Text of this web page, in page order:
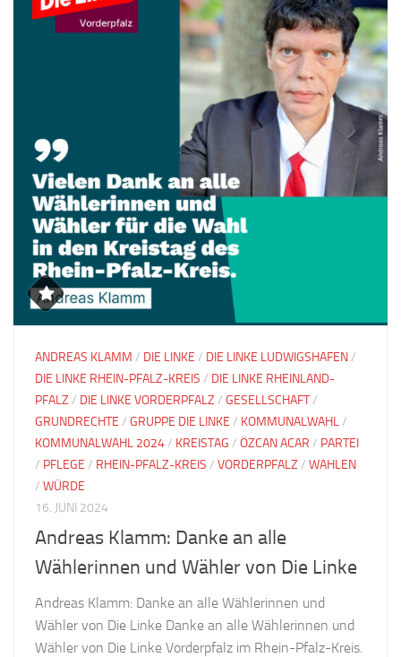
ANDREAS KLAMM / DIE LINKE / DIE LINKE LUDWIGSHAFEN/
DIE LINKE RHEIN-PFALZ-KREIS / DIE LINKE RHEINLAND-
PFALZ / DIE LINKE VORDERPFALZ / GESELLSCHAFT/
GRUNDRECHTE / GRUPPE DIE LINKE / KOMMUNALWAHL/
KOMMUNALWAHL 2024/ KREISTAG / ÖZCAN ACAR / PARTEI
/ PFLEGE / RHEIN-PFALZ-KREIS / VORDERPFALZ / WAHLEN
/ WÜRDE
16. JUNI 2024
Andreas Klamm: Danke an alle
Wählerinnen und Wähler von Die Linke
Andreas Klamm: Danke an alle Wählerinnen und
Wähler von Die Linke Danke an alle Wählerinnen und
Wähler von Die Linke Vorderpfalz im Rhein-Pfalz-Kreis.